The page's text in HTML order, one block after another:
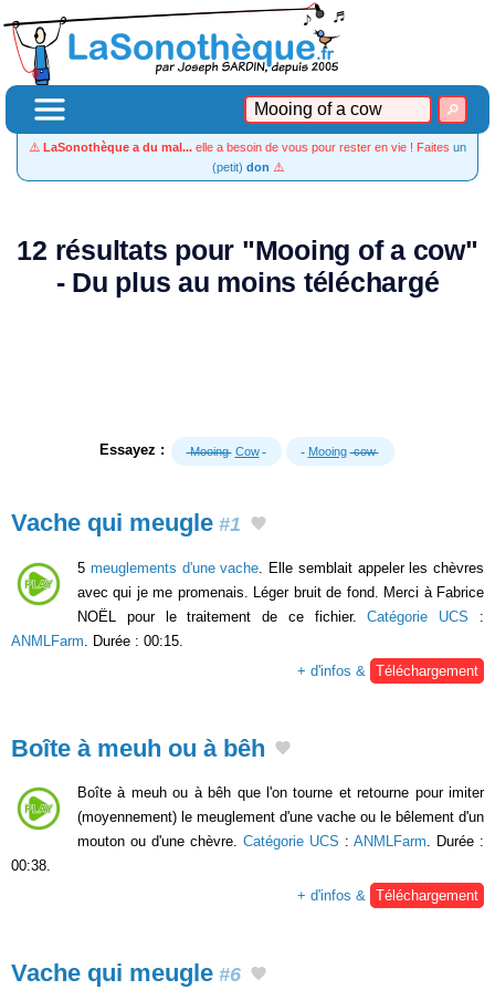
⚠️ LaSonothèque a du mal... elle a besoin de vous pour rester en vie ! Faites un
(petit) don ⚠️
12 résultats pour "Mooing of a cow"
- Du plus au moins téléchargé
Essayez : Mooing Cow Mooing cow
Vache qui meugle #1
5 meuglements d'une vache . Elle semblait appeler les chèvres
avec qui je me promenais. Léger bruit de fond. Merci à Fabrice
NOËL pour le traitement de ce fichier.Catégorie UCS :
ANMLFarm . Durée : 00:15.
+ d'infos &
Téléchargement
Boîte à meuh ou à bêh
Boîte à meuh ou à bêh que l'on tourne et retourne pour imiter
(moyennement) le meuglement d'une vache ou le bêlement d'un
mouton ou d'une chèvre. Catégorie UCS : ANMLFarm. Durée :
00:38.
+ d'infos & Téléchargement
Vache qui meugle #6